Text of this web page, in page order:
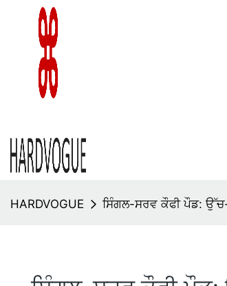
HARDVOGUE ਸਿੰਗਲ-ਸਰਵ ਕੌਫੀ ਪੌਡ: